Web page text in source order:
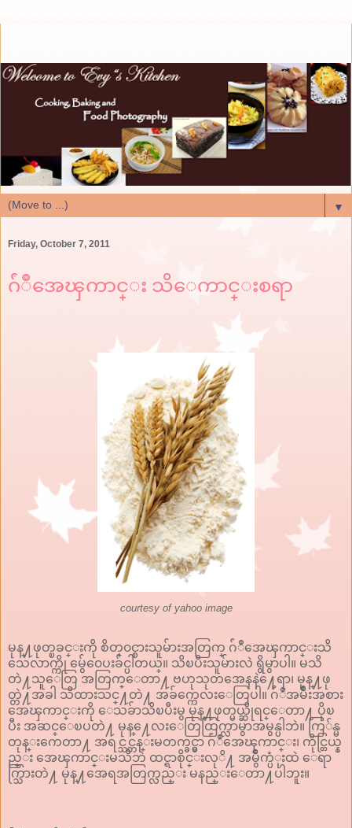
▼
Friday, October 7, 2011
ဂ်ံဳအေၾကာင္း သိေကာင္းစရာ
courtesy of yahoo image
မုန္႔ဖုတ္ၿခင္းကို စိတ္၀င္စားသူမ်ားအတြက္ ဂ်ံဳအေၾကာင္းသိ
သေလာက္ကို မွ်ေ၀ေပးခ်င္ပါတယ္။ သိၿပီးသူမ်ားလဲ ရွိမွာပါ။ မသိ
တဲ႔သူေတြ အတြက္ေတာ႔ ဗဟုသုတအေနနဲ႔ေရာ၊ မုန္႔ဖု
တ္တဲ႔အခါ သိထားသင္႔တဲ႔ အခ်က္ကေလးေတြပါ။ ဂ်ံဳအမ်ိဳးအစား
အေၾကာင္းကို ေသခ်ာသိၿပီးမွ မုန္႔ဖုတ္မယ္ဆိုရင္ေတာ႔ ပိုၿ
ပီး အဆင္ေၿပတဲ႔ မုန္႔ေလးေတြထြက္လာမွာအမွန္ပါဘဲ။ ကြ်န္မ
တုန္းကေတာ႔ အရင္သင္တန္းမတက္ခင္မွာ ဂ်ံဳအေၾကာင္း၊ ကိုင္တြယ္န
ည္း အေၾကာင္းမသိဘဲ ထင္ရာစိုင္းလုိ႔ အမွိဳက္ပံုးထဲ ေရာ
က္သြားတဲ႔ မုန္႔အေရအတြက္လည္း မနည္းေတာ႔ပါဘူး။